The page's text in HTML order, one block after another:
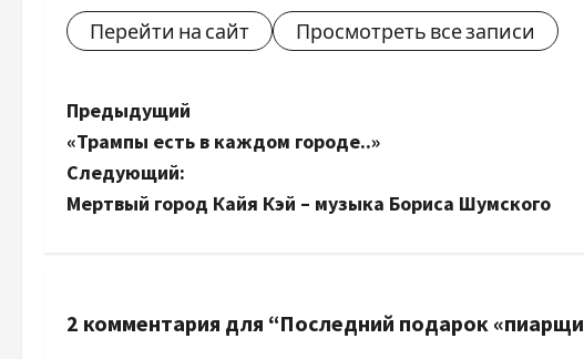
Перейти на сайт Просмотреть все записи
Н
а
в
Предыдущий
«Трампы есть в каждом городе..»
Следующий:
Мертвый город Кайя Кэй – музыка Бориса Шумского
2 комментария для “Последний подарок